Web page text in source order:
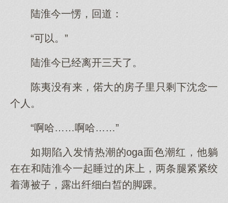
陆淮今一愣，回道：
“可以。”
陆淮今已经离开三天了。
陈夷没有来，偌大的房子里只剩下沈念一
个人。
“啊哈……啊哈……”
如期陷入发情热潮的oga面色潮红，他躺
在在和陆淮今一起睡过的床上，两条腿紧紧绞
着薄被子，露出纤细白皙的脚踝。